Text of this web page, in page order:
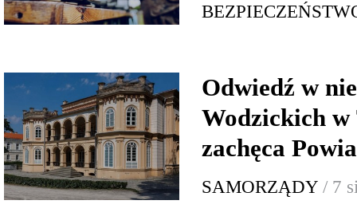
Odwiedź w
Wodzickich w
zachęca
SAMORZĄDY / 7